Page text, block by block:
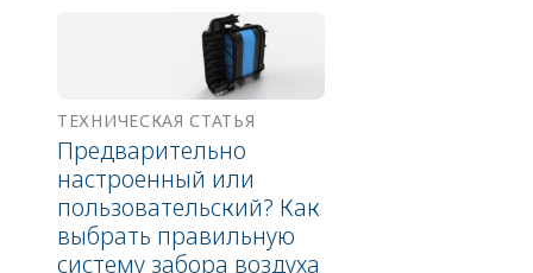
ТЕХНИЧЕСКАЯ СТАТЬЯ
Предварительно
настроенный или
пользовательский? Как
выбрать правильную
систему забора воздуха